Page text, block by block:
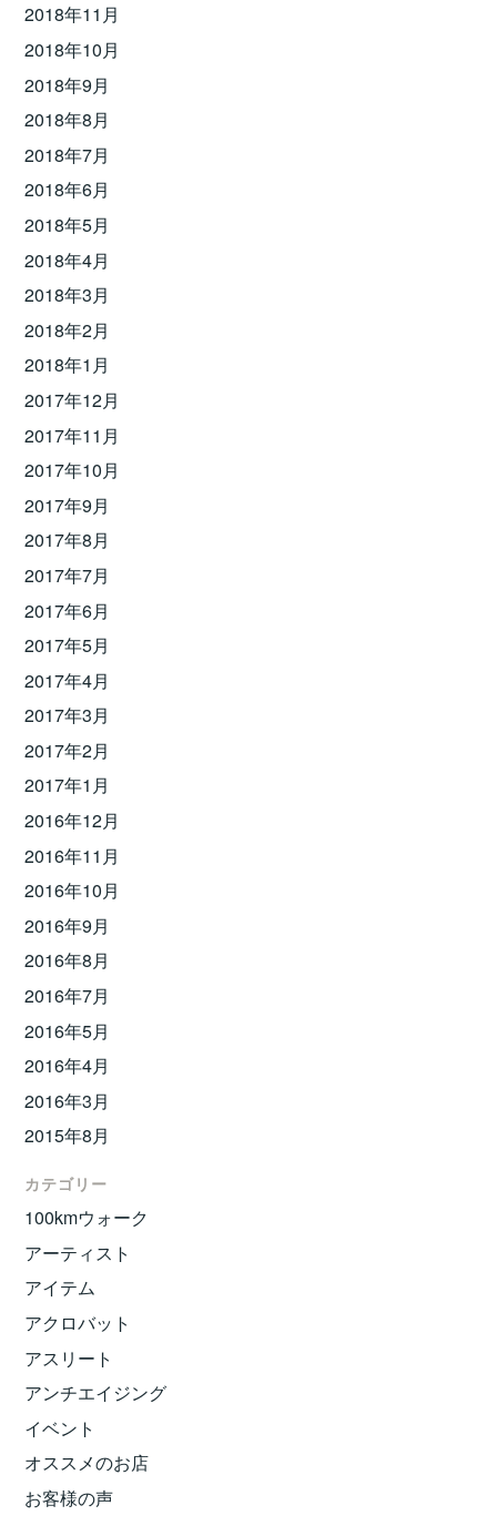
2018年11月
2018年10月
2018年9月
2018年8月
2018年7月
2018年6月
2018年5月
2018年4月
2018年3月
2018年2月
2018年1月
2017年12月
2017年11月
2017年10月
2017年9月
2017年8月
2017年7月
2017年6月
2017年5月
2017年4月
2017年3月
2017年2月
2017年1月
2016年12月
2016年11月
2016年10月
2016年9月
2016年8月
2016年7月
2016年5月
2016年4月
2016年3月
2015年8月
カテゴリー
100kmウォーク
アーティスト
アイテム
アクロバット
アスリート
アンチエイジング
イベント
オススメのお店
お客様の声